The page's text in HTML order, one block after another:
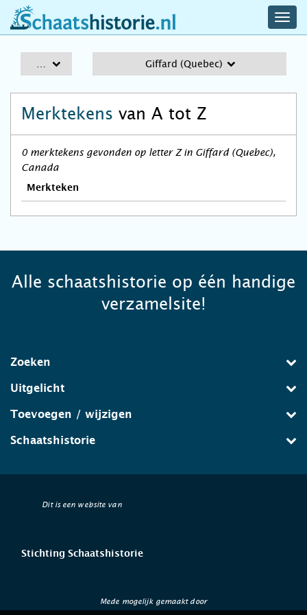
schaatshistorie.nl
Giffard (Quebec)
Merktekens van A tot Z
0 merktekens gevonden op letter Z in Giffard (Quebec),
Canada
Merkteken
Alle schaatshistorie op één handige
verzamelsite!
Zoeken
Uitgelicht
Toevoegen / wijzigen
Schaatshistorie
Dit is een website van
Stichting Schaatshistorie
Mede mogelijk gemaakt door